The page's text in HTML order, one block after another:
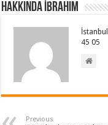
Hakkında İbrahim
45 05
Previous